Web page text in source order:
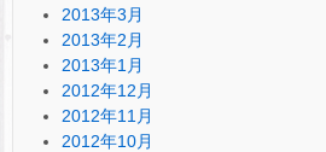
2013年3月
2013年2月
2013年1月
2012年12月
2012年11月
2012年10月